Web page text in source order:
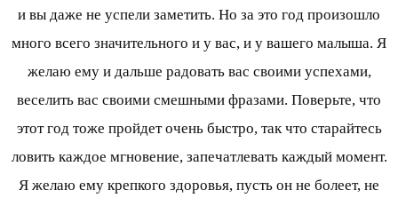
и вы даже не успели заметить. Но за это год произошло
много всего значительного и у вас, и у вашего малыша. Я
желаю ему и дальше радовать вас своими успехами,
веселить вас своими смешными фразами. Поверьте, что
этот год тоже пройдет очень быстро, так что старайтесь
ловить каждое мгновение, запечатлевать каждый момент.
Я желаю ему крепкого здоровья, пусть он не болеет, не